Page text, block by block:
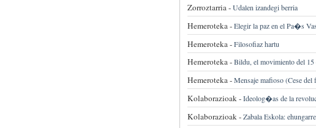
Zorroztarria -Udalen izandegi berria
Hemeroteka -Elegir la paz en el Pa�s
Hemeroteka -Filosofiaz hartu
Hemeroteka -Bildu, el movimiento del
Hemeroteka -Mensaje mafioso (Cese
Kolaborazioak -Ideolog�as de la
Kolaborazioak -Zabala Eskola: